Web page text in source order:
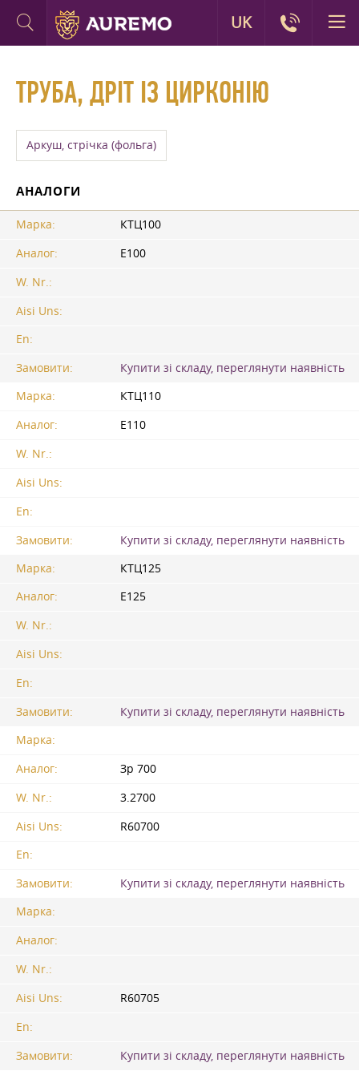
ТРУБА, ДРІТ ІЗ ЦИРКОНІЮ
Аркуш, стрічка (фольга)
АНАЛОГИ
Марка:
КТЦ100
Аналог:
Е100
W. Nr.:
Aisi Uns:
En:
Замовити:
Купити зі складу, переглянути наявність
Марка:
КТЦ110
Аналог:
Е110
W. Nr.:
Aisi Uns:
En:
Замовити:
Купити зі складу, переглянути наявність
Марка:
КТЦ125
Аналог:
Е125
W. Nr.:
Aisi Uns:
En:
Замовити:
Купити зі складу, переглянути наявність
Марка:
Аналог:
Зр 700
W. Nr.:
3.2700
Aisi Uns:
R60700
En:
Замовити:
Купити зі складу, переглянути наявність
Марка:
Аналог:
W. Nr.:
Aisi Uns:
R60705
En:
Замовити:
Купити зі складу, переглянути наявність
UK